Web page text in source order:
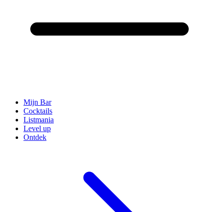
Mijn Bar
Cocktails
Listmania
Level up
Ontdek